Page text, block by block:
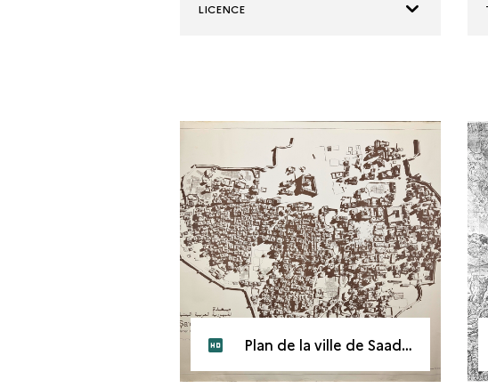
LICENCE
Plan de la ville de Saada (Yémen)